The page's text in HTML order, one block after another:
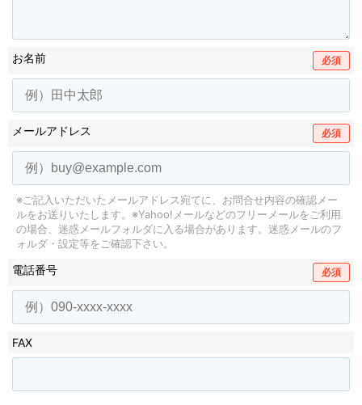
お名前 必須
メールアドレス 必須
※ご記入いただいたメールアドレス宛てに、お問合せ内容の確認メー
ルをお送りいたします。 ※Yahoo!メールなどのフリーメールをご利用
の場合、迷惑メールフォルダに入る場合があります。 迷惑メールのフ
ォルダ・設定等をご確認下さい。
電話番号 必須
FAX